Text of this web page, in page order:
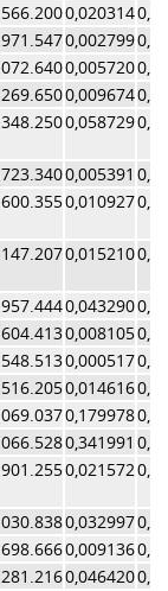
0,020314
0,002799
0,005720
0,009674
0,058729
0,005391
0,010927
0,015210
0,043290
0,008105
548.5130,000517
0,014616
0,179978
0,341991
0,021572
0,032997
0,009136
0,046420